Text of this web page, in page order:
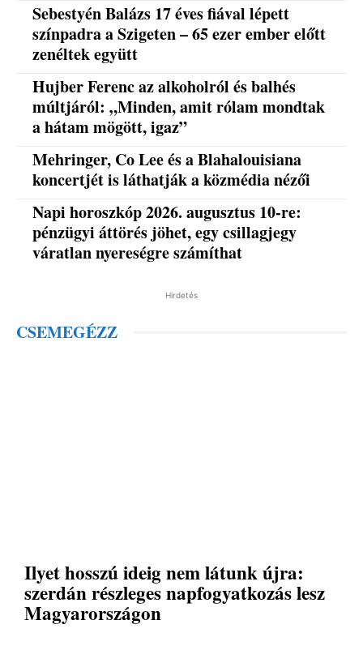
Sebestyén Balázs 17 éves fiával lépett
színpadra a Szigeten – 65 ezer ember előtt
zenéltek együtt
Hujber Ferenc az alkoholról és balhés
múltjáról: „Minden, amit rólam mondtak
a hátam mögött, igaz”
Mehringer, Co Lee és a Blahalouisiana
koncertjét is láthatják a közmédia nézői
Napi horoszkóp 2026. augusztus 10-re:
pénzügyi áttörés jöhet, egy csillagjegy
váratlan nyereségre számíthat
Hirdetés
CSEMEGÉZZ
Ilyet hosszú ideig nem látunk újra:
szerdán részleges napfogyatkozás lesz
Magyarországon